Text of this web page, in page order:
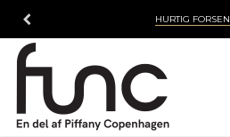
HURTIG